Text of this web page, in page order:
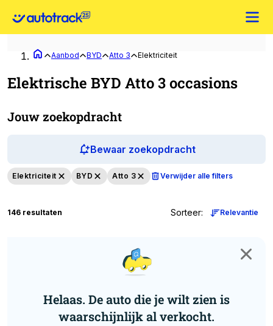
Aanbod BYD Atto 3 Elektriciteit
Elektrische BYD Atto 3 occasions
Jouw zoekopdracht
Bewaar zoekopdracht
Elektriciteit BYD Atto 3 Verwijder alle filters
146 resultaten Sorteer: Relevantie
Helaas. De auto die je wilt zien is
waarschijnlijk al verkocht.